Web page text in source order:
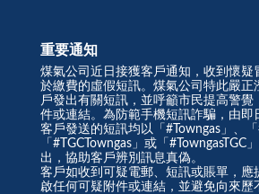
重要通知
煤氣公司近日接獲客戶通知，收到懷疑
於繳費的虛假短訊。煤氣公司特此嚴正
戶發出有關短訊，並呼籲市民提高警覺
件或連結。為防範手機短訊詐騙，由即
客戶發送的短訊均以「#Towngas」、「
「#TGCTowngas」或「#TowngasTGC
出，協助客戶辨別訊息真偽。
客戶如收到可疑電郵、短訊或賬單，應
啟任何可疑附件或連結，並避免向來歷